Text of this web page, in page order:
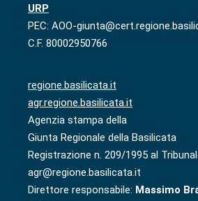
URP
PEC: AOO-
C.F. 80002950766
regione.basilicata.it
agr.regione.basilicata.it
Agenzia stampa della
Giunta Regionale della Basilicata
Registrazione n. 209/1995 al
agr@regione.basilicata.it
Direttore responsabile: Massimo